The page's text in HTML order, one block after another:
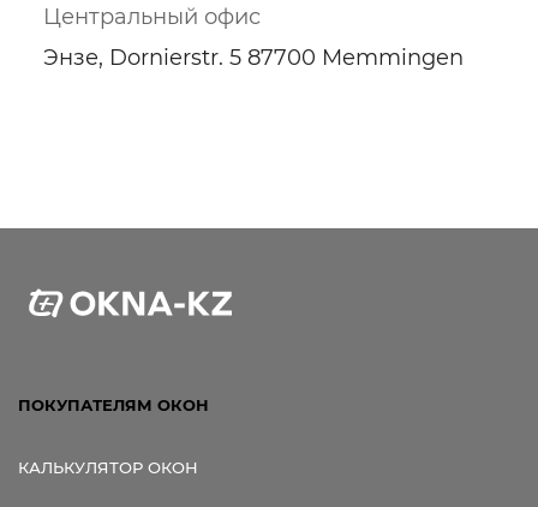
Центральный офис
Энзе, Dornierstr. 5 87700 Memmingen
ПОКУПАТЕЛЯМ ОКОН
КАЛЬКУЛЯТОР ОКОН